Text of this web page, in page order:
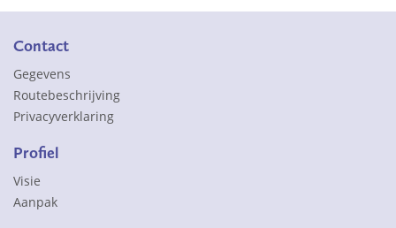
Contact
Gegevens
Routebeschrijving
Privacyverklaring
Profiel
Visie
Aanpak